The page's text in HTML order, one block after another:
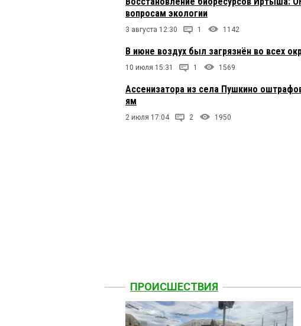
вопросам экологии
3 августа 12:30 1 1142
В июне воздух был загрязнён во всех
10 июля 15:31 1 1569
Ассенизатора из села Пушкино
ям
2 июля 17:04 2 1950
ПРОИСШЕСТВИЯ